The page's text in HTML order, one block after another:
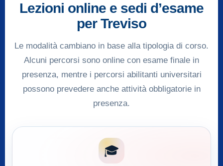
Lezioni online e sedi d’esame
per Treviso
Le modalità cambiano in base alla tipologia di corso.
Alcuni percorsi sono online con esame finale in
presenza, mentre i percorsi abilitanti universitari
possono prevedere anche attività obbligatorie in
presenza.
🎓